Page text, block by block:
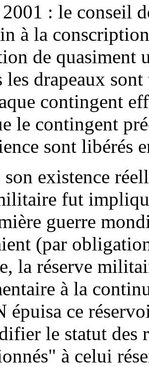
: le conseil
à la
de quasiment
les drapeaux
contingent
le contingent
sont libérés
existence
fut
guerre
(par
la réserve
à la
épuisa ce
le statut des
à celui